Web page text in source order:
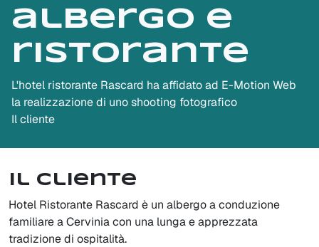
albergo e
ristorante
L'hotel ristorante Rascard ha affidato ad E-Motion Web
la realizzazione di uno shooting fotografico
Il cliente
Il cliente
Hotel Ristorante Rascard è un albergo a conduzione
familiare a Cervinia con una lunga e apprezzata
tradizione di ospitalità.